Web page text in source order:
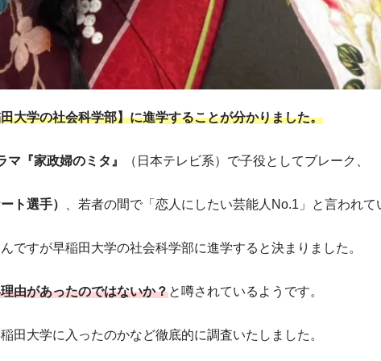
大学の社会科学部】に進学することが分かりました。
マ『家政婦のミタ』 （日本テレビ系）で子役としてブレーク、
ト選手） 、若者の間で「恋人にしたい芸能人No.1」と言われて
ですが早稲田大学の社会科学部に進学すると決まりました。
由があったのではないか？と噂されているようです。
田大学に入ったのかなど徹底的に調査いたしました。